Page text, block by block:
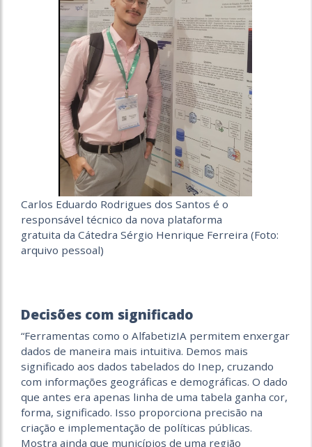
Carlos Eduardo Rodrigues dos Santos é o
responsável técnico da nova plataforma
gratuita da Cátedra Sérgio Henrique Ferreira (Foto:
arquivo pessoal)
Decisões com significado
“Ferramentas como o AlfabetizIA permitem enxergar
dados de maneira mais intuitiva. Demos mais
significado aos dados tabelados do Inep, cruzando
com informações geográficas e demográficas. O dado
que antes era apenas linha de uma tabela ganha cor,
forma, significado. Isso proporciona precisão na
criação e implementação de políticas públicas.
Mostra ainda que municípios de uma região